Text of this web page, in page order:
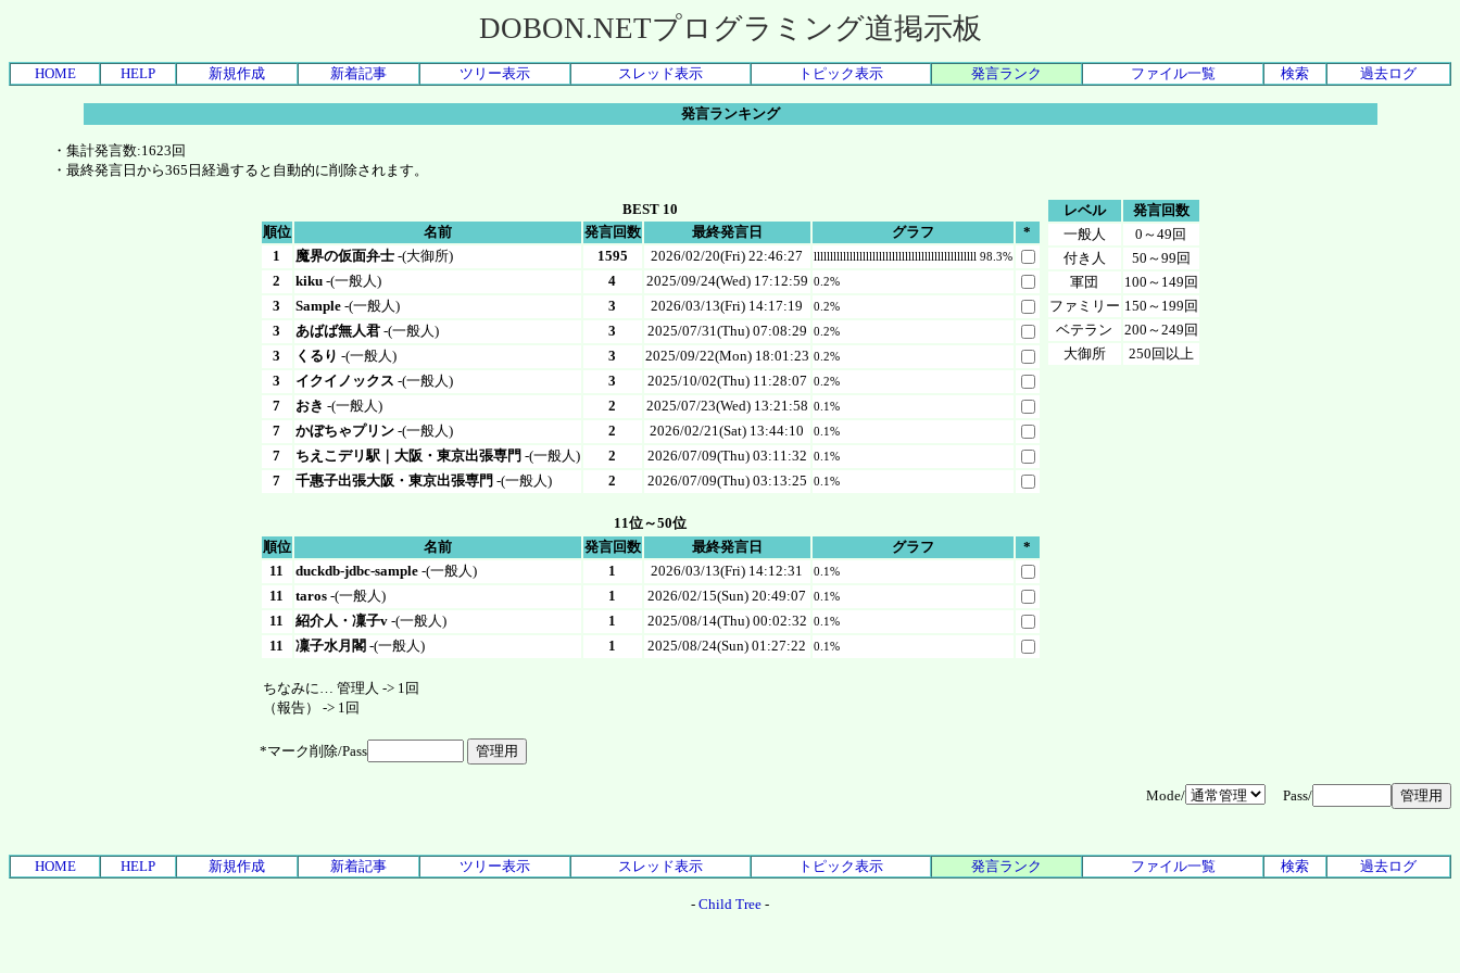
DOBON.NETプログラミング道掲示板
HOME HELP 新規作成 新着記事 ツリー表示 スレッド表示 トピック表示 発言ランク ファイル一覧 検索 過去ログ
発言ランキング
・集計発言数:1623回
・最終発言日から365日経過すると自動的に削除されます。
BEST 10
順位
名前 発言回数 最終発言日 グラフ
*
1
魔界の仮面弁士-(大御所) 1595 2026/02/20(Fri) 22:46:27 llllllllllllllllllllllllllllllllllllllllllllllllll 98.3%
2 kiku-(一般人) 4 2025/09/24(Wed) 17:12:59 0.2%
3 Sample-(一般人) 3 2026/03/13(Fri) 14:17:19 0.2%
3 あばば無人君-(一般人) 3 2025/07/31(Thu) 07:08:29 0.2%
3 くるり -(一般人) 3 2025/09/22(Mon) 18:01:23 0.2%
3 イクイノックス -(一般人) 3 2025/10/02(Thu) 11:28:07 0.2%
7 おき -(一般人) 2 2025/07/23(Wed) 13:21:58 0.1%
7 かぼちゃプリン-(一般人) 2 2026/02/21(Sat) 13:44:10 0.1%
7 ちえこデリ駅｜大阪・東京出張専門 -(一般人) 2 2026/07/09(Thu) 03:11:32 0.1%
7 千惠子出張大阪・東京出張専門 -(一般人) 2 2026/07/09(Thu) 03:13:25 0.1%
11位～50位
順位
名前 発言回数 最終発言日 グラフ
*
11
duckdb-jdbc-sample-(一般人) 1 2026/03/13(Fri) 14:12:31 0.1%
11 taros-(一般人) 1 2026/02/15(Sun) 20:49:07 0.1%
11 紹介人・凜子v-(一般人) 1 2025/08/14(Thu) 00:02:32 0.1%
11 凜子水月閣 -(一般人) 1 2025/08/24(Sun) 01:27:22 0.1%
ちなみに… 管理人 -> 1回
（報告） -> 1回
*マーク削除/Pass
レベル
発言回数
一般人
0～49回
付き人
50～99回
軍団
100～149回
ファミリー 150～199回
ベテラン
200～249回
大御所
250回以上
Mode/ Pass/
HOME HELP 新規作成 新着記事 ツリー表示 スレッド表示 トピック表示 発言ランク ファイル一覧 検索 過去ログ
- Child Tree -